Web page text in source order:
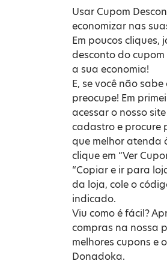
Usar Cupom
economizar nas
Em poucos cliques,
desconto do cupom
a sua economia!
E, se você não
preocupe! Em
acessar o nosso
cadastro e procure
que melhor atenda
clique em “Ver
“Copiar e ir para
da loja, cole o
indicado.
Viu como é fácil?
compras na nossa
melhores cupons e
Donadoka.